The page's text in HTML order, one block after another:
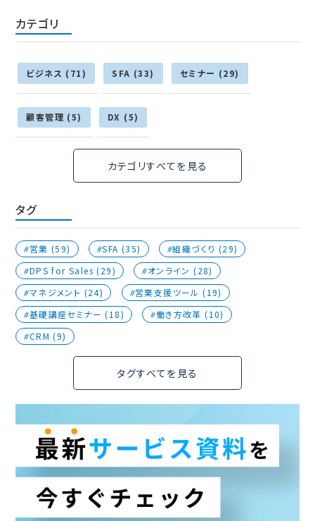
カテゴリ
ビジネス (71) SFA (33) セミナー (29)
顧客管理 (5) DX (5)
カテゴリすべてを見る
タグ
営業 (59) SFA (35)
組織づくり (29)
DPS for Sales (29)
オンライン (28)
マネジメント (24)
営業支援ツール (19)
基礎講座セミナー (18)
働き方改革 (10)
CRM (9)
タグすべてを見る